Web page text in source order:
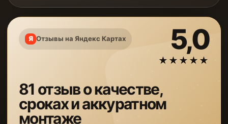
Отзывы на Яндекс Картах 5,0
★★★★★
81 отзыв о качестве,
сроках и аккуратном
монтаже